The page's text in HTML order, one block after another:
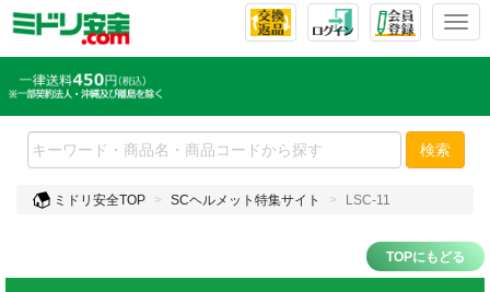
T
l
e
n
g
a
検索
ミドリ安全TOP SCヘルメット特集サイト LSC-11
TOPにもどる